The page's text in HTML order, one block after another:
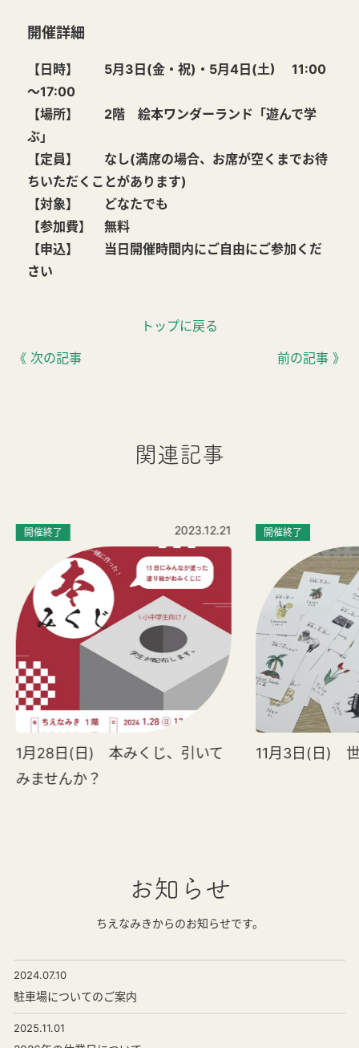
開催詳細
【日時】 5月3日(金・祝)・5月4日(土) 11:00
～17:00
【場所】 2階 絵本ワンダーランド「遊んで学
ぶ」
【定員】 なし(満席の場合、お席が空くまでお待
ちいただくことがあります)
【対象】 どなたでも
【参加費】 無料
【申込】 当日開催時間内にご自由にご参加くだ
さい
《 次の記事
トップに戻る
前の記事 》
関連記事
開催終了 2023.12.21
1月28日(日) 本みくじ、引いて
みませんか？
開催終了
11月3日(日)
お知らせ
ちえなみきからのお知らせです。
2024.07.10
駐車場についてのご案内
2025.11.01